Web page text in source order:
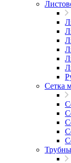
Сетка